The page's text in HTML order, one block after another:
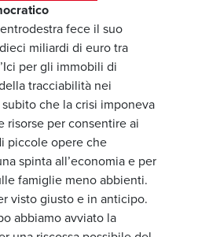
fece il suo
miliardi di euro tra
per gli immobili di
tracciabilità nei
che la crisi imponeva
risorse per consentire ai
piccole opere che
spinta all’economia e per
famiglie meno abbienti.
visto giusto e in anticipo.
abbiamo avviato la